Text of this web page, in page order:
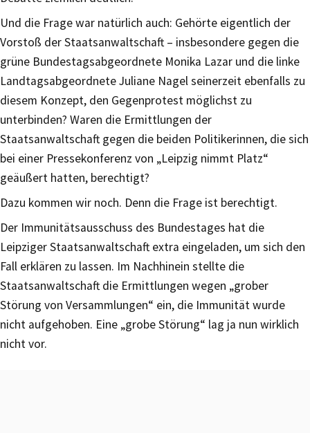
Und die Frage war natürlich auch: Gehörte eigentlich der
Vorstoß der Staatsanwaltschaft – insbesondere gegen die
grüne Bundestagsabgeordnete Monika Lazar und die linke
Landtagsabgeordnete Juliane Nagel seinerzeit ebenfalls zu
diesem Konzept, den Gegenprotest möglichst zu
unterbinden? Waren die Ermittlungen der
Staatsanwaltschaft gegen die beiden Politikerinnen, die sich
bei einer Pressekonferenz von „Leipzig nimmt Platz“
geäußert hatten, berechtigt?
Dazu kommen wir noch. Denn die Frage ist berechtigt.
Der Immunitätsausschuss des Bundestages hat die
Leipziger Staatsanwaltschaft extra eingeladen, um sich den
Fall erklären zu lassen. Im Nachhinein stellte die
Staatsanwaltschaft die Ermittlungen wegen „grober
Störung von Versammlungen“ ein, die Immunität wurde
nicht aufgehoben. Eine „grobe Störung“ lag ja nun wirklich
nicht vor.